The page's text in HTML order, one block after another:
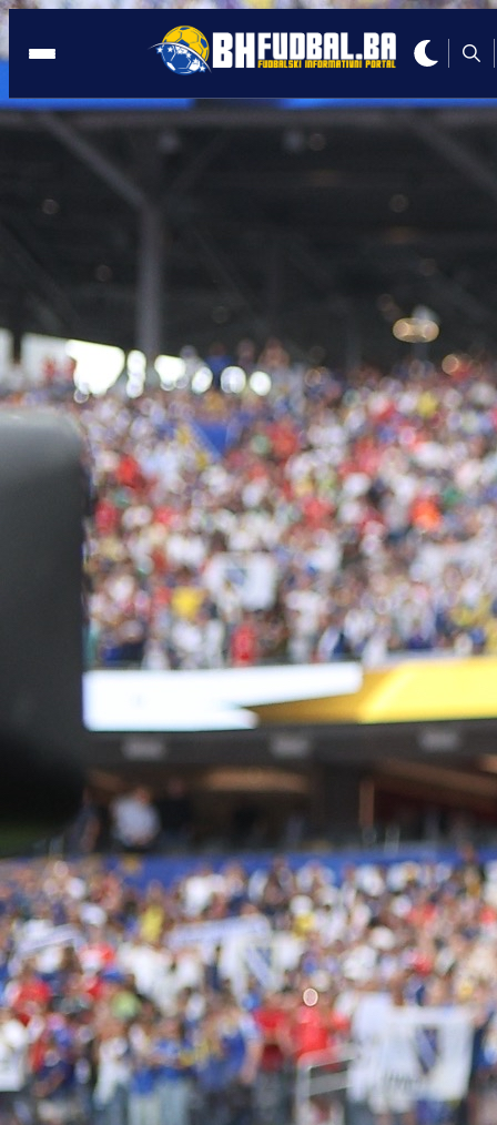
22:23, 08.04.2026
Barbarez o Alajbegoviću: Ogroman
potencijal, ali mora strpljivo graditi
karijeru!
Redakcija
22:23, 08.04.2026